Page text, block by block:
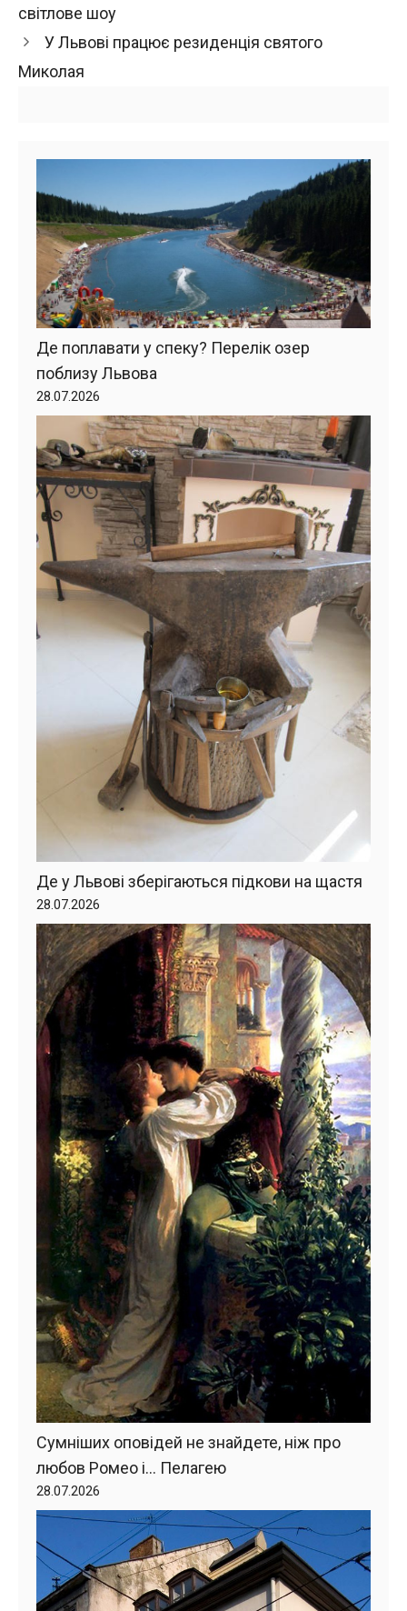
світлове шоу
У Львові працює резиденція святого
Миколая
Де поплавати у спеку? Перелік озер
поблизу Львова
28.07.2026
Де у Львові зберігаються підкови на щастя
28.07.2026
Сумніших оповідей не знайдете, ніж про
любов Ромео і… Пелагею
28.07.2026